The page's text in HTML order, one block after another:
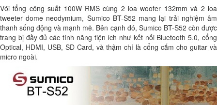
Với tổng công suất 100W RMS cùng 2 loa woofer 132mm và 2 loa
tweeter dome neodymium, Sumico BT-S52 mang lại trải nghiệm âm
thanh sống động và mạnh mẽ. Bên cạnh đó, Sumico BT-S52 còn được
trang bị đầy đủ các tính năng tiện ích như kết nối Bluetooth 5.0, cổng
Optical, HDMI, USB, SD Card, và thậm chí là cổng cắm cho guitar và
micro ngoài.